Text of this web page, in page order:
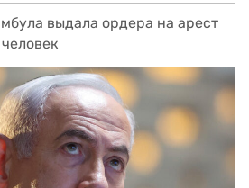
выдала ордера на арест